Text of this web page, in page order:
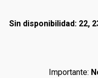
Sin disponibilidad: 22,
Importante: